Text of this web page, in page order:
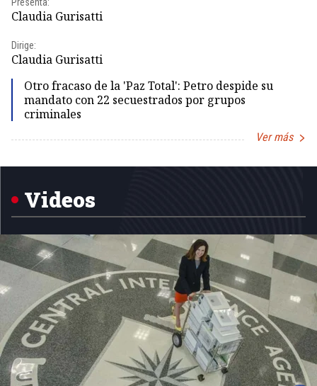
Claudia Gurisatti
Dirige:
Claudia Gurisatti
Otro fracaso de la 'Paz Total': Petro despide su
mandato con 22 secuestrados por grupos
criminales
Ver más
1
Videos